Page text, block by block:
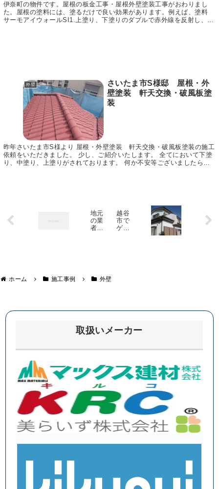
伊奈町の物件です。屋根の板金工事・屋根外壁塗装工事がおわりまし
た。屋根の塗料には、塗るだけで良い効果があります。例えば、塗料
サーモアイウォールSI1.上塗り、下塗りのダブルで赤外線を反射し、塗
外壁
さいたま市S様邸 屋根・外
壁塗装 軒天交換・破風板塗
装
昨年さいたま市S様より 屋根・外壁塗装 軒天交換・破風板塗装の施工
依頼をいただきました。 少し、ご紹介いたします。 全てにおいて下塗
り、中塗り、上塗りがされております。 何か不安等ございましたら、
地元
の業
者に
ト・
越谷
市で
ゲリ
ホーム 施工事例 外壁
取扱いメーカー